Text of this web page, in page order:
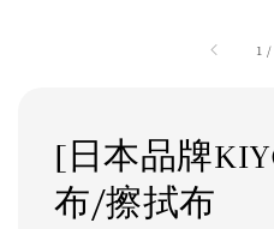
1 /
[日本品牌
布/擦拭布